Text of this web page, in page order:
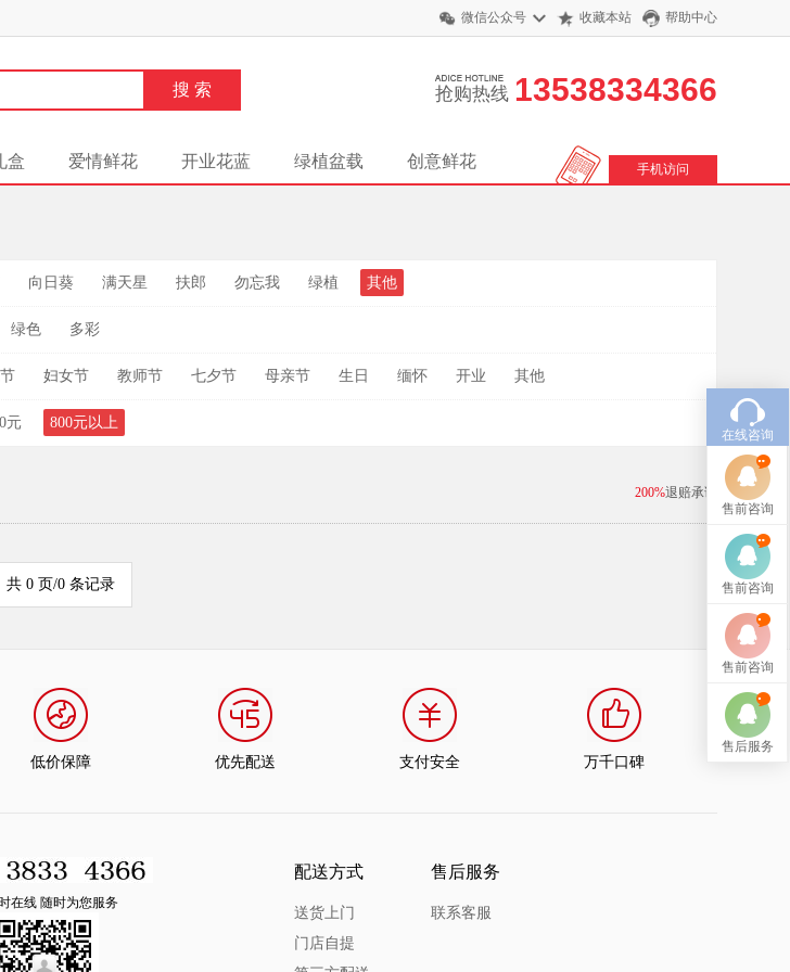
微信公众号 收藏本站 帮助中心
抢购热线 13538334366
盒 爱情鲜花 开业花蓝 绿植盆载 创意鲜花 手机访问
向日葵 满天星 扶郎 勿忘我 绿植 其他
绿色 多彩
妇女节 教师节 七夕节 母亲节 生日 缅怀 开业 其他
元 800元以上
200%退赔承诺
共 0 页/0 条记录
低价保障 优先配送 支付安全 万千口碑
在线 随时为您服务
配送方式
送货上门
门店自提
售后服务
联系客服
在线咨询
售前咨询
售前咨询
售前咨询
售后服务